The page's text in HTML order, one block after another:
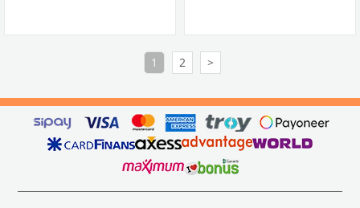
T2 A ve T2 B Modelleri İle Uyumludur
1950-1972 Yılları Arasındaki Karmann Ghia Modelleri İle Uyumludur
1962-1972 Yılları Arasındaki Variant Modelleri İle Uyumludur
1968-1979 Yılları Arasındaki T2
1950-1972 Yılları Arasındaki
1 2 >